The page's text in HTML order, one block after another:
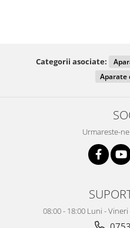
Categorii asociate:
Aparate
Urmareste-
08:00 - 18:00 Luni -